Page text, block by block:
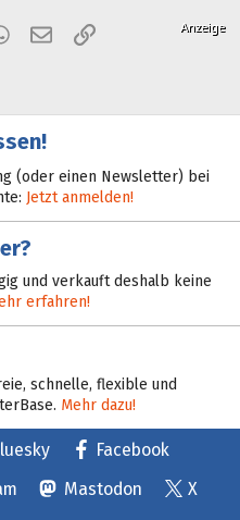
WhatsApp
E-MailLink
(oder einen Newsletter) bei
Jetzt anmelden!
und verkauft deshalb keine
erfahren!
schnelle, flexible und
Mehr dazu!
Facebook
Mastodon
X